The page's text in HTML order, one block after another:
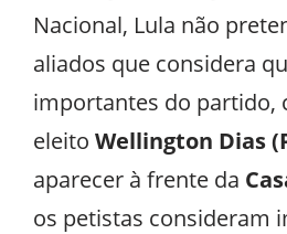
Nacional, Lula não
aliados que considera
importantes do partido,
eleito Wellington Dias
aparecer à frente da
os petistas consideram